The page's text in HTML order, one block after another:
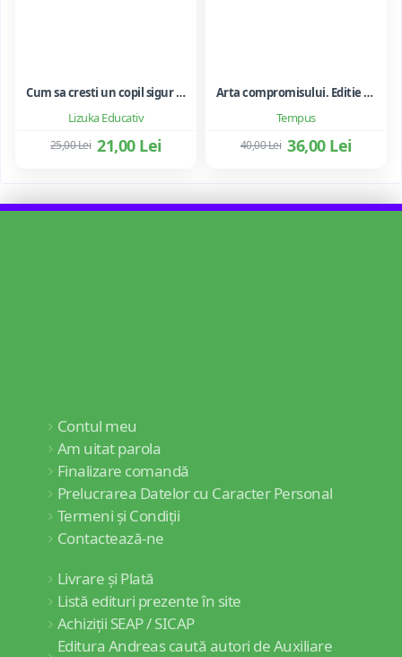
Lizuka Educativ
Cum sa cresti un copil sigur de sine ... si sa-i consolidezi autostima
21,00 Lei
25,00 Lei
Tempus
Arta compromisului. Editie ne varietur - Ileana Vulpescu
36,00 Lei
40,00 Lei
Contul meu
Am uitat parola
Finalizare comandă
Prelucrarea Datelor cu Caracter Personal
Termeni și Condiții
Contactează-ne
Livrare și Plată
Listă edituri prezente în site
Achiziții SEAP / SICAP
Editura Andreas caută autori de Auxiliare